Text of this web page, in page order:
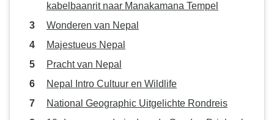
kabelbaanrit naar Manakamana Tempel
Wonderen van Nepal
Majestueus Nepal
Pracht van Nepal
Nepal Intro Cultuur en Wildlife
National Geographic Uitgelichte Rondreis